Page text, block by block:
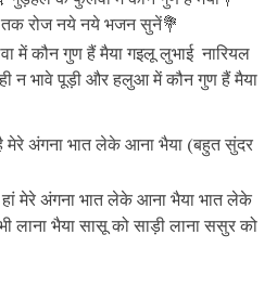
रोज नये नये भजन सुनें💐
कौन गुण हैं मैया गइलू लुभाई नारियल
न भावे पूड़ी और हलुआ में कौन गुण हैं मैया
मेरे अंगना भात लेके आना भैया (बहुत सुंदर
हां मेरे अंगना भात लेके आना भैया भात लेके
लाना भैया सासू को साड़ी लाना ससुर को